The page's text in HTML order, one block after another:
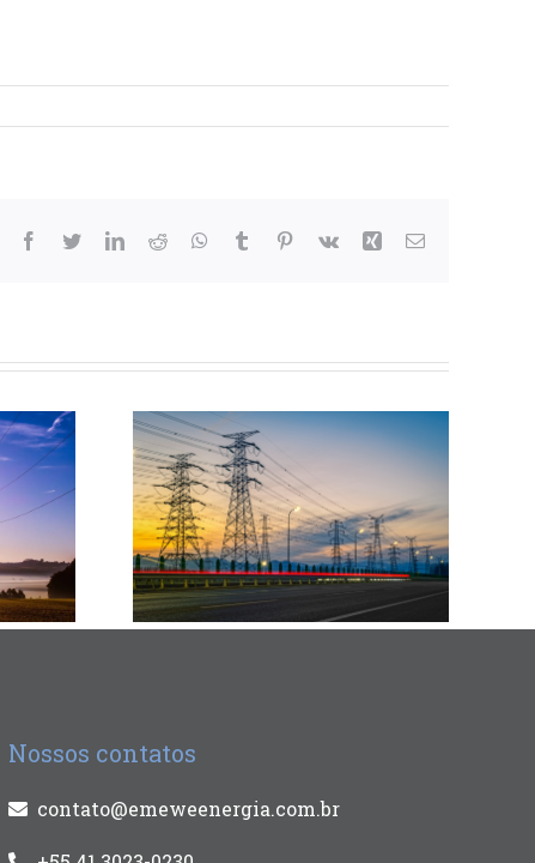
Facebook
TwitterLinkedIn
Reddit WhatsApp
Tumblr Pinterest
Vk Xing E-
Nossos contatos
contato@emeweenergia.com.br